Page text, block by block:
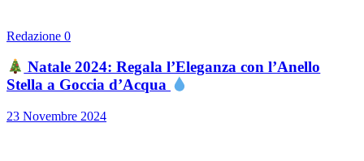
Redazione 0
Natale 2024: Regala l’Eleganza con l’Anello
Stella a Goccia d’Acqua
23 Novembre 2024